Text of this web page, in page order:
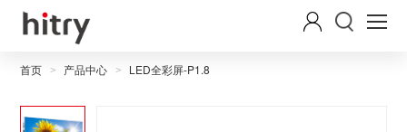
首页 > 产品中心 > LED全彩屏-P1.8